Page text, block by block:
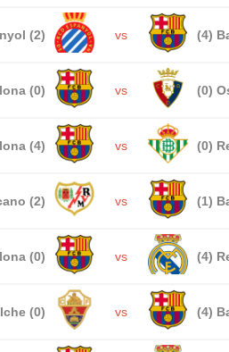
(2) vs (4)
(0) vs (0)
(4) vs (0)
(2) vs (1)
(0) vs (4)
(0) vs (4)